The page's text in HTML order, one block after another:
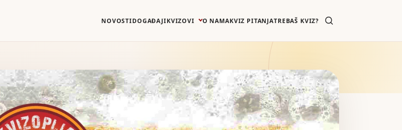
NOVOSTIDOGAĐAJIKVIZOVI O NAMAKVIZ PITANJATREBAŠ KVIZ?